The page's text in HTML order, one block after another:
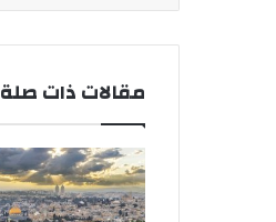
مقالات ذات صلة